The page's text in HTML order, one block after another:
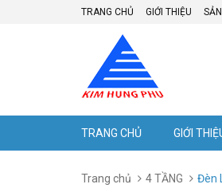
TRANG CHỦ GIỚI THIỆU
TRANG CHỦ GIỚI
Trang chủ 4 TẦNG Đèn